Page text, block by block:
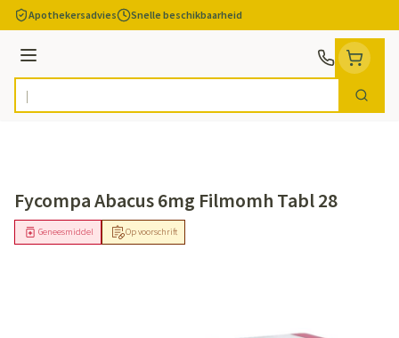
Ga naar de inhoud
Apothekersadvies Snelle beschikbaarheid
Menu
Product, merk, categorie... Zoek
Fycompa Abacus 6mg Filmomh Tabl 28
Op voorschrift
Geneesmiddel